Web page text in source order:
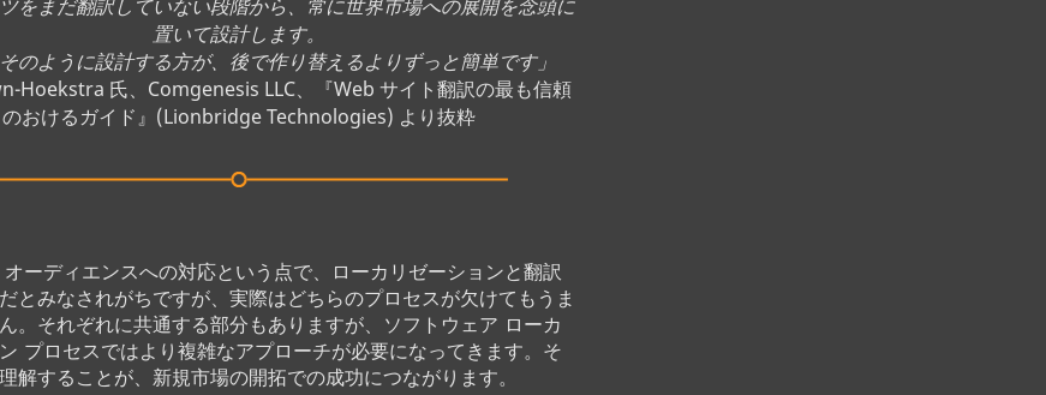
ツをまだ翻訳していない段階から、常に世界市場への展開を念頭に
置いて設計します。
のように設計する方が、後で作り替えるよりずっと簡単です」
Hoekstra 氏、Comgenesis LLC、『Web サイト翻訳の最も信頼
のおけるガイド』(Lionbridge Technologies) より抜粋
ーディエンスへの対応という点で、ローカリゼーションと翻訳
とみなされがちですが、実際はどちらのプロセスが欠けてもうま
。それぞれに共通する部分もありますが、ソフトウェア ローカ
プロセスではより複雑なアプローチが必要になってきます。そ
解することが、新規市場の開拓での成功につながります。